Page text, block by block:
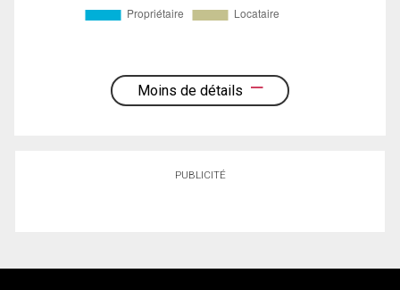
Moins de détails
PUBLICITÉ